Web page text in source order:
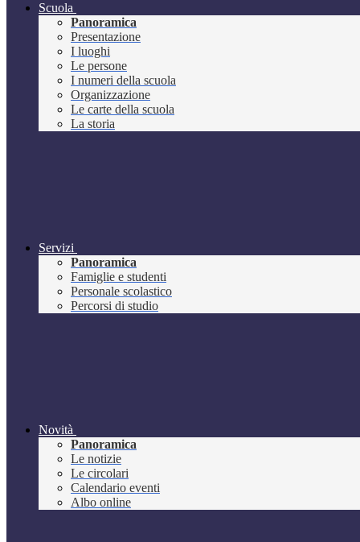
Scuola
Panoramica
Presentazione
I luoghi
Le persone
I numeri della scuola
Organizzazione
Le carte della scuola
La storia
Servizi
Panoramica
Famiglie e studenti
Personale scolastico
Percorsi di studio
Novità
Panoramica
Le notizie
Le circolari
Calendario eventi
Albo online